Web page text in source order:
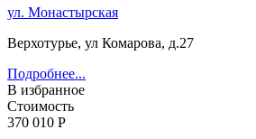
ул. Монастырская
Верхотурье, ул Комарова, д.27
Подробнее...
В избранное
Стоимость
370 010 Р